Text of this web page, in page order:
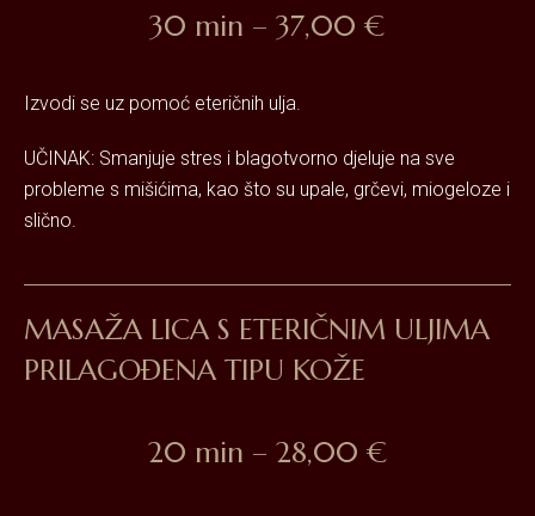
30 min – 37,00 €
Izvodi se uz pomoć eteričnih ulja.
UČINAK: Smanjuje stres i blagotvorno djeluje na sve
probleme s mišićima, kao što su upale, grčevi, miogeloze i
slično.
MASAŽA LICA S ETERIČNIM ULJIMA
PRILAGOĐENA TIPU KOŽE
20 min – 28,00 €